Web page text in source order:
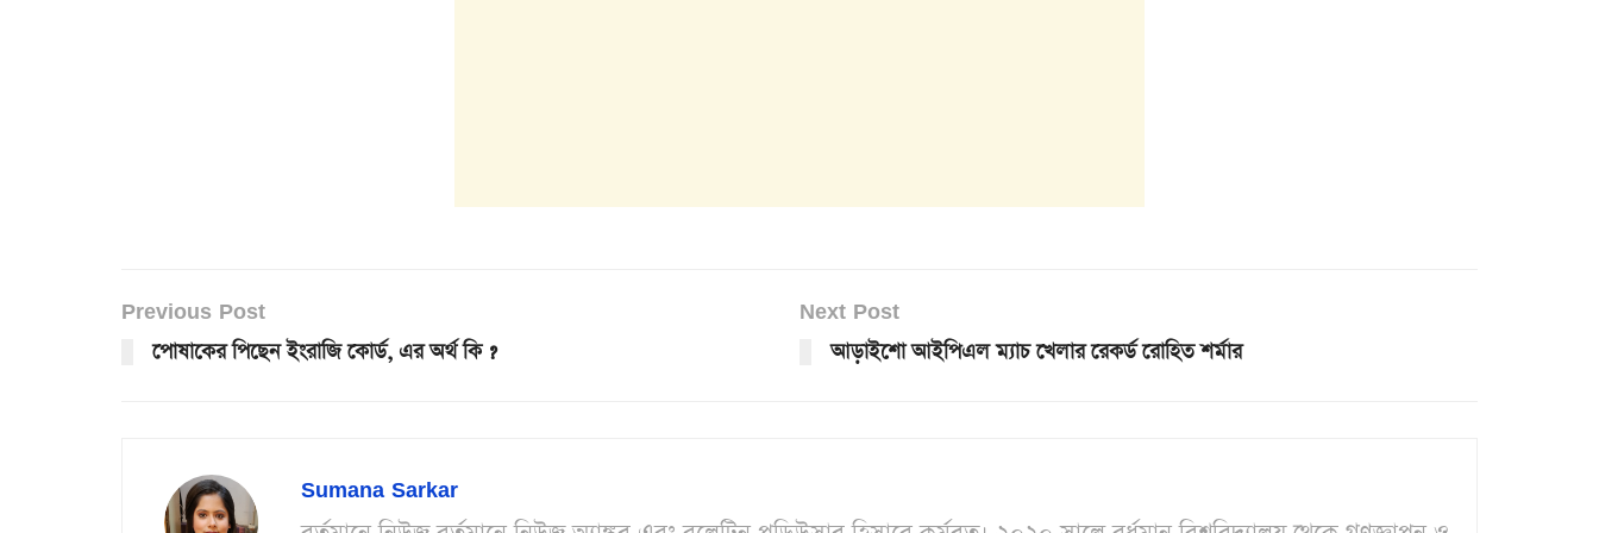
Previous Post
পোষাকের পিছেন ইংরাজি কোর্ড, এর অর্থ কি ?
Next Post
আড়াইশো আইপিএল ম্যাচ খেলার রেকর্ড রোহিত শর্মার
Sumana Sarkar